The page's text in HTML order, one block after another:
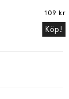
109 kr
Köp!